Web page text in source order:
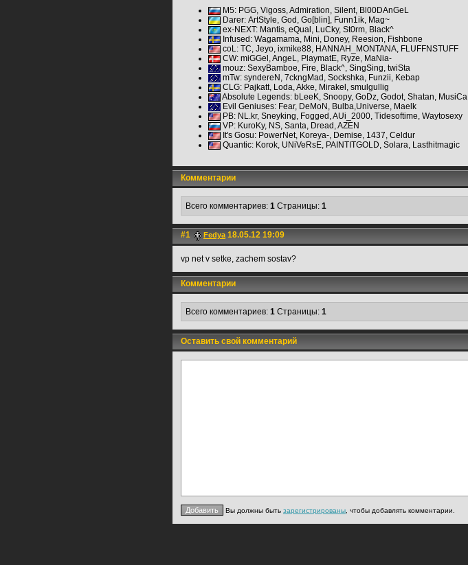
M5: PGG, Vigoss, Admiration, Silent, Bl00DAnGeL
Darer: ArtStyle, God, Go[blin], Funn1ik, Mag~
ex-NEXT: Mantis, eQual, LuCky, St0rm, Black^
Infused: Wagamama, Mini, Doney, Reesion, Fishbone
coL: TC, Jeyo, ixmike88, HANNAH_MONTANA, FLUFFNSTUFF
CW: miGGel, AngeL, PlaymatE, Ryze, MaNia-
mouz: SexyBamboe, Fire, Black^, SingSing, twiSta
mTw: syndereN, 7ckngMad, Sockshka, Funzii, Kebap
CLG: Pajkatt, Loda, Akke, Mirakel, smulgullig
Absolute Legends: bLeeK, Snoopy, GoDz, Godot, Shatan, MusiCa
Evil Geniuses: Fear, DeMoN, Bulba,Universe, Maelk
PB: NL.kr, Sneyking, Fogged, AUi_2000, Tidesoftime, Waytosexy
VP: KuroKy, NS, Santa, Dread, AZEN
It's Gosu: PowerNet, Koreya-, Demise, 1437, Celdur
Quantic: Korok, UNiVeRsE, PAINTITGOLD, Solara, Lasthitmagic
Комментарии
Всего комментариев: 1 Страницы: 1
#1 Fedya18.05.12 19:09
vp net v setke, zachem sostav?
Комментарии
Всего комментариев: 1 Страницы: 1
Оставить свой комментарий
Вы должны быть зарегистрированы , чтобы добавлять комментарии.